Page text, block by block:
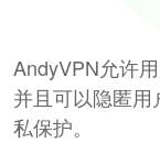
AndyVPN允许
并且可以隐匿
私保护。